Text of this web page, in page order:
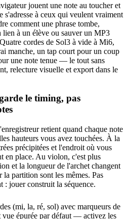
jouent une note au toucher et
s'adresse à ceux qui veulent vraiment
comment une phrase tombe,
à un élève ou sauver un MP3
cordes de Sol3 à vide à Mi6,
manche, un tap court pour un coup
une note tenue — le tout sans
relecture visuelle et export dans le
le timing, pas
retient quand chaque note
hauteurs vous avez touchées. À la
précipitées et l'endroit où vous
en place. Au violon, c'est plus
et la longueur de l'archet changent
la partition sont les mêmes. Pas
: jouer construit la séquence.
(mi, la, ré, sol) avec marqueurs de
vue épurée par défaut — activez les